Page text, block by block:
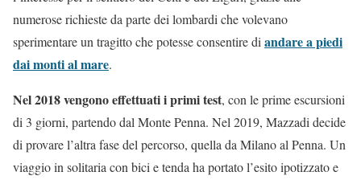
numerose richieste da parte dei lombardi che volevano
sperimentare un tragitto che potesse consentire diandare a piedi
dai monti al mare.
Nel 2018 vengono effettuati i primi test, con le prime escursioni
di 3 giorni, partendo dal Monte Penna. Nel 2019, Mazzadi decide
di provare l’altra fase del percorso, quella da Milano al Penna. Un
viaggio in solitaria con bici e tenda ha portato l’esito ipotizzato e